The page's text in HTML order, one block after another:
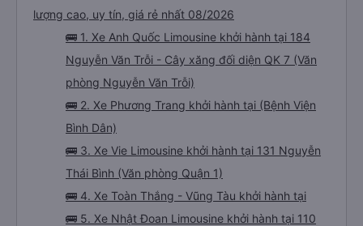
lượng cao, uy tín, giá rẻ nhất 08/2026
🚌 1. Xe Anh Quốc Limousine khởi hành tại 184
Nguyễn Văn Trỗi - Cây xăng đối diện QK 7 (Văn
phòng Nguyễn Văn Trỗi)
🚌 2. Xe Phương Trang khởi hành tại (Bệnh Viện
Bình Dân)
🚌 3. Xe Vie Limousine khởi hành tại 131 Nguyễn
Thái Bình (Văn phòng Quận 1)
🚌 4. Xe Toàn Thắng - Vũng Tàu khởi hành tại
🚌 5. Xe Nhật Đoan Limousine khởi hành tại 110